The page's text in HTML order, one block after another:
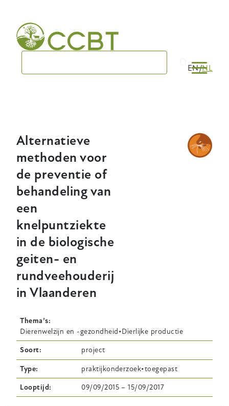
main
navigation
EN NL
Alternatieve
methoden voor
de preventie of
behandeling van
een
knelpuntziekte
in de biologische
geiten- en
rundveehouderij
in Vlaanderen
Thema’s
Dierenwelzijn en -gezondheid Dierlijke productie
Soort project
Type praktijkonderzoek toegepast
Looptijd 09/09/2015 –15/09/2017